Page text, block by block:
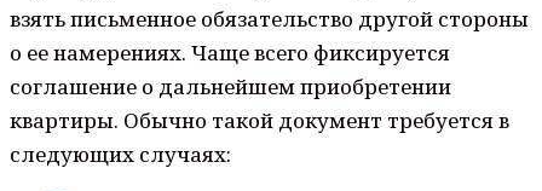
взять письменное обязательство другой стороны
о ее намерениях. Чаще всего фиксируется
соглашение о дальнейшем приобретении
квартиры. Обычно такой документ требуется в
следующих случаях: